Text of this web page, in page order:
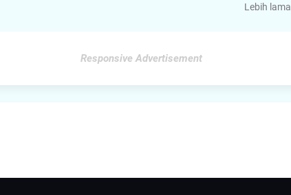
Lebih lama
Responsive Advertisement